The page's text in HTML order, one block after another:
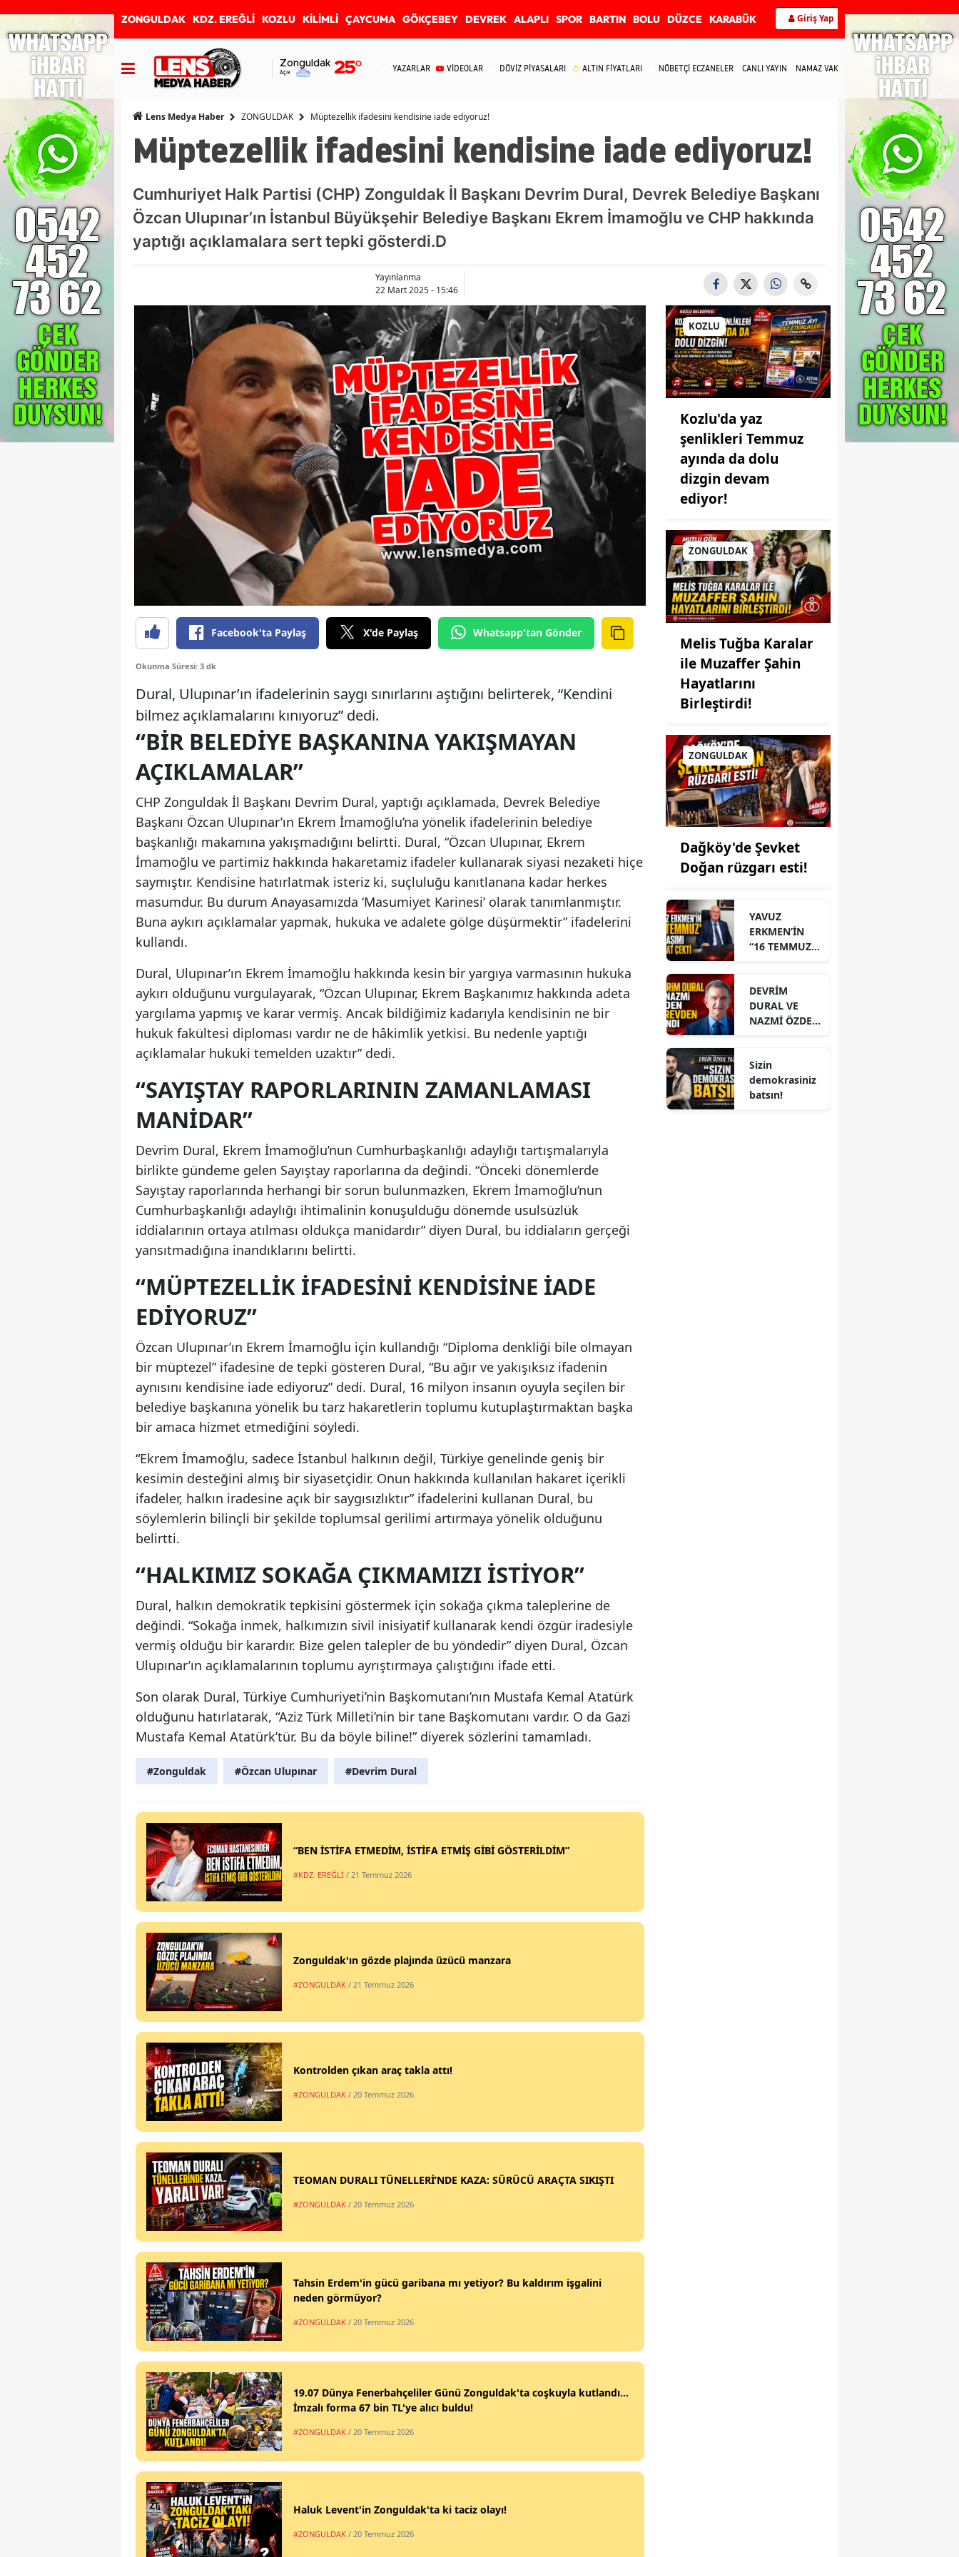
ZONGULDAK KDZ. EREĞLİ KOZLU KİLİMLİ ÇAYCUMA GÖKÇEBEY DEVREK ALAPLI SPOR BARTIN BOLU DÜZCE KARABÜK Giriş Yap
Zonguldak
Açık 25° YAZARLAR VİDEOLAR DÖVİZ PİYASALARI ALTIN FİYATLARI NÖBETÇİ ECZANELER CANLI YAYIN NAMAZ VAKİTLERİ İLETİŞİM
Lens Medya Haber ZONGULDAK Müptezellik ifadesini kendisine iade ediyoruz!
Müptezellik ifadesini kendisine iade ediyoruz!
Cumhuriyet Halk Partisi (CHP) Zonguldak İl Başkanı Devrim Dural, Devrek Belediye Başkanı
Özcan Ulupınar’ın İstanbul Büyükşehir Belediye Başkanı Ekrem İmamoğlu ve CHP hakkında
yaptığı açıklamalara sert tepki gösterdi.D
Yayınlanma
22 Mart 2025 - 15:46
Facebook'ta Paylaş X'de Paylaş Whatsapp'tan Gönder
Okunma Süresi: 3 dk
Dural, Ulupınar’ın ifadelerinin saygı sınırlarını aştığını belirterek, “Kendini
bilmez açıklamalarını kınıyoruz” dedi.
“BİR BELEDİYE BAŞKANINA YAKIŞMAYAN
AÇIKLAMALAR”
CHP Zonguldak İl Başkanı Devrim Dural, yaptığı açıklamada, Devrek Belediye
Başkanı Özcan Ulupınar’ın Ekrem İmamoğlu’na yönelik ifadelerinin belediye
başkanlığı makamına yakışmadığını belirtti. Dural, “Özcan Ulupınar, Ekrem
İmamoğlu ve partimiz hakkında hakaretamiz ifadeler kullanarak siyasi nezaketi hiçe
saymıştır. Kendisine hatırlatmak isteriz ki, suçluluğu kanıtlanana kadar herkes
masumdur. Bu durum Anayasamızda ‘Masumiyet Karinesi’ olarak tanımlanmıştır.
Buna aykırı açıklamalar yapmak, hukuka ve adalete gölge düşürmektir” ifadelerini
kullandı.
Dural, Ulupınar’ın Ekrem İmamoğlu hakkında kesin bir yargıya varmasının hukuka
aykırı olduğunu vurgulayarak, “Özcan Ulupınar, Ekrem Başkanımız hakkında adeta
yargılama yapmış ve karar vermiş. Ancak bildiğimiz kadarıyla kendisinin ne bir
hukuk fakültesi diploması vardır ne de hâkimlik yetkisi. Bu nedenle yaptığı
açıklamalar hukuki temelden uzaktır” dedi.
“SAYIŞTAY RAPORLARININ ZAMANLAMASI
MANİDAR”
Devrim Dural, Ekrem İmamoğlu’nun Cumhurbaşkanlığı adaylığı tartışmalarıyla
birlikte gündeme gelen Sayıştay raporlarına da değindi. “Önceki dönemlerde
Sayıştay raporlarında herhangi bir sorun bulunmazken, Ekrem İmamoğlu’nun
Cumhurbaşkanlığı adaylığı ihtimalinin konuşulduğu dönemde usulsüzlük
iddialarının ortaya atılması oldukça manidardır” diyen Dural, bu iddiaların gerçeği
yansıtmadığına inandıklarını belirtti.
“MÜPTEZELLİK İFADESİNİ KENDİSİNE İADE
EDİYORUZ”
Özcan Ulupınar’ın Ekrem İmamoğlu için kullandığı “Diploma denkliği bile olmayan
bir müptezel” ifadesine de tepki gösteren Dural, “Bu ağır ve yakışıksız ifadenin
aynısını kendisine iade ediyoruz” dedi. Dural, 16 milyon insanın oyuyla seçilen bir
belediye başkanına yönelik bu tarz hakaretlerin toplumu kutuplaştırmaktan başka
bir amaca hizmet etmediğini söyledi.
“Ekrem İmamoğlu, sadece İstanbul halkının değil, Türkiye genelinde geniş bir
kesimin desteğini almış bir siyasetçidir. Onun hakkında kullanılan hakaret içerikli
ifadeler, halkın iradesine açık bir saygısızlıktır” ifadelerini kullanan Dural, bu
söylemlerin bilinçli bir şekilde toplumsal gerilimi artırmaya yönelik olduğunu
belirtti.
“HALKIMIZ SOKAĞA ÇIKMAMIZI İSTİYOR”
Dural, halkın demokratik tepkisini göstermek için sokağa çıkma taleplerine de
değindi. “Sokağa inmek, halkımızın sivil inisiyatif kullanarak kendi özgür iradesiyle
vermiş olduğu bir karardır. Bize gelen talepler de bu yöndedir” diyen Dural, Özcan
Ulupınar’ın açıklamalarının toplumu ayrıştırmaya çalıştığını ifade etti.
Son olarak Dural, Türkiye Cumhuriyeti’nin Başkomutanı’nın Mustafa Kemal Atatürk
olduğunu hatırlatarak, “Aziz Türk Milleti’nin bir tane Başkomutanı vardır. O da Gazi
Mustafa Kemal Atatürk’tür. Bu da böyle biline!” diyerek sözlerini tamamladı.
#Zonguldak #Özcan Ulupınar #Devrim Dural
“BEN İSTİFA ETMEDİM, İSTİFA ETMİŞ GİBİ GÖSTERİLDİM”
#KDZ. EREĞLİ / 21 Temmuz 2026
Zonguldak'ın gözde plajında üzücü manzara
#ZONGULDAK / 21 Temmuz 2026
Kontrolden çıkan araç takla attı!
#ZONGULDAK / 20 Temmuz 2026
TEOMAN DURALI TÜNELLERİ’NDE KAZA: SÜRÜCÜ ARAÇTA SIKIŞTI
#ZONGULDAK / 20 Temmuz 2026
Tahsin Erdem'in gücü garibana mı yetiyor? Bu kaldırım işgalini
neden görmüyor?
#ZONGULDAK / 20 Temmuz 2026
19.07 Dünya Fenerbahçeliler Günü Zonguldak'ta coşkuyla kutlandı...
İmzalı forma 67 bin TL'ye alıcı buldu!
#ZONGULDAK / 20 Temmuz 2026
Haluk Levent'in Zonguldak'ta ki taciz olayı!
#ZONGULDAK / 20 Temmuz 2026
KOZLU
Kozlu'da yaz
şenlikleri Temmuz
ayında da dolu
dizgin devam
ediyor!
ZONGULDAK
Melis Tuğba Karalar
ile Muzaffer Şahin
Hayatlarını
Birleştirdi!
ZONGULDAK
Dağköy'de Şevket
Doğan rüzgarı esti!
YAVUZ
ERKMEN’İN
“16 TEMMUZ”
DEVRİM
DURAL VE
NAZMİ ÖZDEN
Sizin
demokrasiniz
batsın!